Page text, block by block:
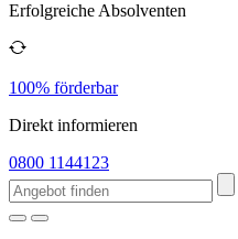
Erfolgreiche Absolventen
100% förderbar
Direkt informieren
0800 1144123